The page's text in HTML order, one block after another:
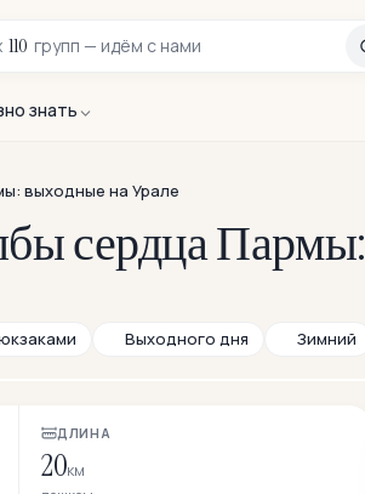
110 групп — идём с нами
знать
выходные на Урале
сердца Пармы:
Выходного дня Зимний
ДЛИНА
20км